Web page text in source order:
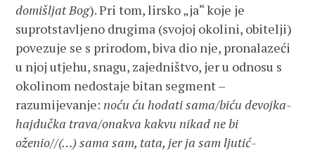
domišljat Bog). Pri tom, lirsko „ja“ koje je
suprotstavljeno drugima (svojoj okolini, obitelji)
povezuje se s prirodom, biva dio nje, pronalazeći
u njoj utjehu, snagu, zajedništvo, jer u odnosu s
okolinom nedostaje bitan segment –
razumijevanje: noću ću hodati sama/biću devojka-
hajdučka trava/onakva kakvu nikad ne bi
oženio//(…) sama sam, tata, jer ja sam ljutić-